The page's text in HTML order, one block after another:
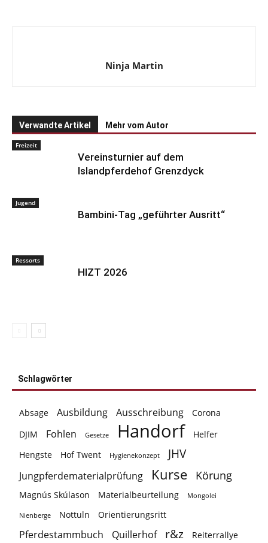
Ninja Martin
Verwandte Artikel Mehr vom Autor
Freizeit
Vereinsturnier auf dem
Islandpferdehof Grenzdyck
Jugend
Bambini-Tag „geführter Ausritt“
Ressorts
HIZT 2026
Schlagwörter
Absage Ausbildung Ausschreibung
Corona
DJIM
Fohlen Gesetze Handorf
Helfer
Hengste
Hof Twent Hygienekonzept JHV
Jungpferdematerialprüfung Kurse Körung
Magnús Skúlason Materialbeurteilung Mongolei
Nienberge Nottuln Orientierungsritt
Pferdestammbuch Quillerhof r&z
Reiterrallye